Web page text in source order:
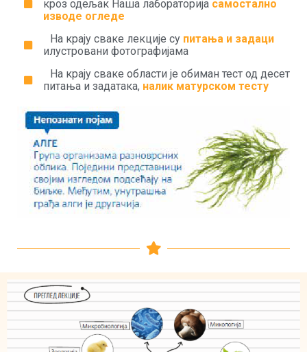
кроз одељак Наша лабораторија самостално
изводе огледе
На крају сваке лекције су питања и задаци
илустровани фотографијама
На крају сваке области је обиман тест од десет
питања и задатака, налик матурском тесту